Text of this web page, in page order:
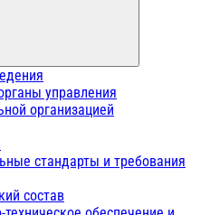
управления
организацией
стандарты и требования
состав